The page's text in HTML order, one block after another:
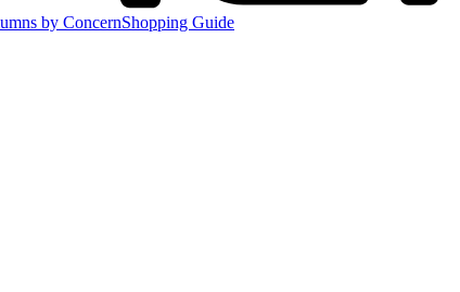
by ConcernShopping Guide